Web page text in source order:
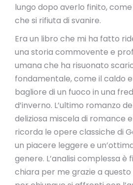
lungo dopo averlo finito,
che si rifiuta di svanire.
Era un libro che mi ha fatto
una storia commovente e
umana che ha risuonato
fondamentale, come il caldo
bagliore di un fuoco in una
d’inverno. L’ultimo romanzo
deliziosa miscela di romance
ricorda le opere classiche di
un piacere leggere e
genere. L’analisi complessa
chiara per me grazie a questo